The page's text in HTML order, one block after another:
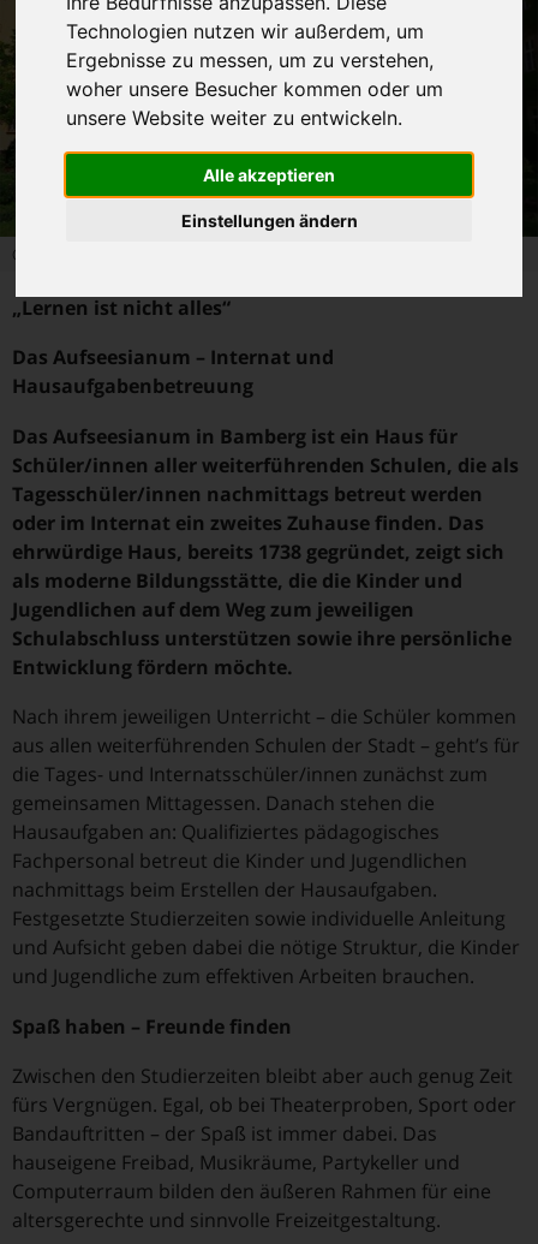
Technologien nutzen wir außerdem, um
Ergebnisse zu messen, um zu verstehen,
woher unsere Besucher kommen oder um
unsere Website weiter zu entwickeln.
Alle akzeptieren
Einstellungen ändern
©Aufseesianum
„Lernen ist nicht alles“
Das Aufseesianum – Internat und
Hausaufgabenbetreuung
Das Aufseesianum in Bamberg ist ein Haus für
Schüler/innen aller weiterführenden Schulen, die als
Tagesschüler/innen nachmittags betreut werden
oder im Internat ein zweites Zuhause finden. Das
ehrwürdige Haus, bereits 1738 gegründet, zeigt sich
als moderne Bildungsstätte, die die Kinder und
Jugendlichen auf dem Weg zum jeweiligen
Schulabschluss unterstützen sowie ihre persönliche
Entwicklung fördern möchte.
Nach ihrem jeweiligen Unterricht – die Schüler kommen
aus allen weiterführenden Schulen der Stadt – geht’s für
die Tages- und Internatsschüler/innen zunächst zum
gemeinsamen Mittagessen. Danach stehen die
Hausaufgaben an: Qualifiziertes pädagogisches
Fachpersonal betreut die Kinder und Jugendlichen
nachmittags beim Erstellen der Hausaufgaben.
Festgesetzte Studierzeiten sowie individuelle Anleitung
und Aufsicht geben dabei die nötige Struktur, die Kinder
und Jugendliche zum effektiven Arbeiten brauchen.
Spaß haben – Freunde finden
Zwischen den Studierzeiten bleibt aber auch genug Zeit
fürs Vergnügen. Egal, ob bei Theaterproben, Sport oder
Bandauftritten – der Spaß ist immer dabei. Das
hauseigene Freibad, Musikräume, Partykeller und
Computerraum bilden den äußeren Rahmen für eine
altersgerechte und sinnvolle Freizeitgestaltung.